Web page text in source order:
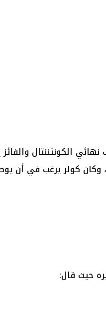
الكونتننتال
يوم 18 ديسمبر، وكان كولر
حيث قال: